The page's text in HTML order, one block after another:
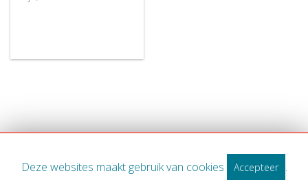
WWW.MIDWEST.BE
Deze websites maakt gebruik van cookies Accepteer .